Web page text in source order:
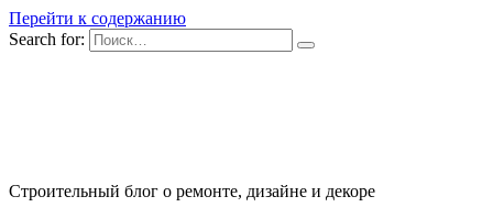
Перейти к содержанию
Search for:
Строительный блог о ремонте, дизайне и декоре